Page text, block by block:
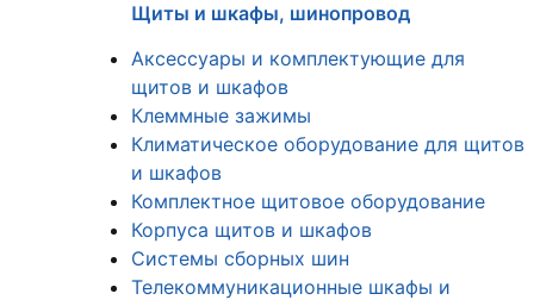
Щиты и шкафы, шинопровод
Аксессуары и комплектующие для
щитов и шкафов
Клеммные зажимы
Климатическое оборудование для щитов
и шкафов
Комплектное щитовое оборудование
Корпуса щитов и шкафов
Системы сборных шин
Телекоммуникационные шкафы и